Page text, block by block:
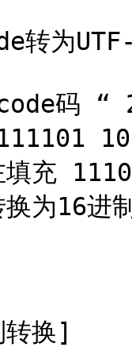
转为
码 “
填充
换为16
换]